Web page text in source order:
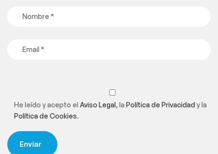
He leído y acepto el Aviso Legal, la Política de Privacidady la
Política de Cookies.